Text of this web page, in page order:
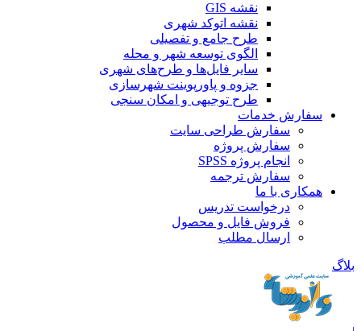
نقشه GIS
نقشه اتوکد شهری
طرح جامع و تفصیلی
الگوی توسعه شهر و محله
سایر فایل‌ها و طرح‌های شهری
جزوه و پاورپوینت شهرسازی
طرح توجیهی و امکان سنجی
سفارش خدمات
سفارش طراحی سایت
سفارش پروژه
انجام پروژه SPSS
سفارش ترجمه
همکاری با ما
درخواست تدریس
فروش فایل و محصول
ارسال مطلب